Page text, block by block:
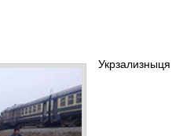
Укрзализныця